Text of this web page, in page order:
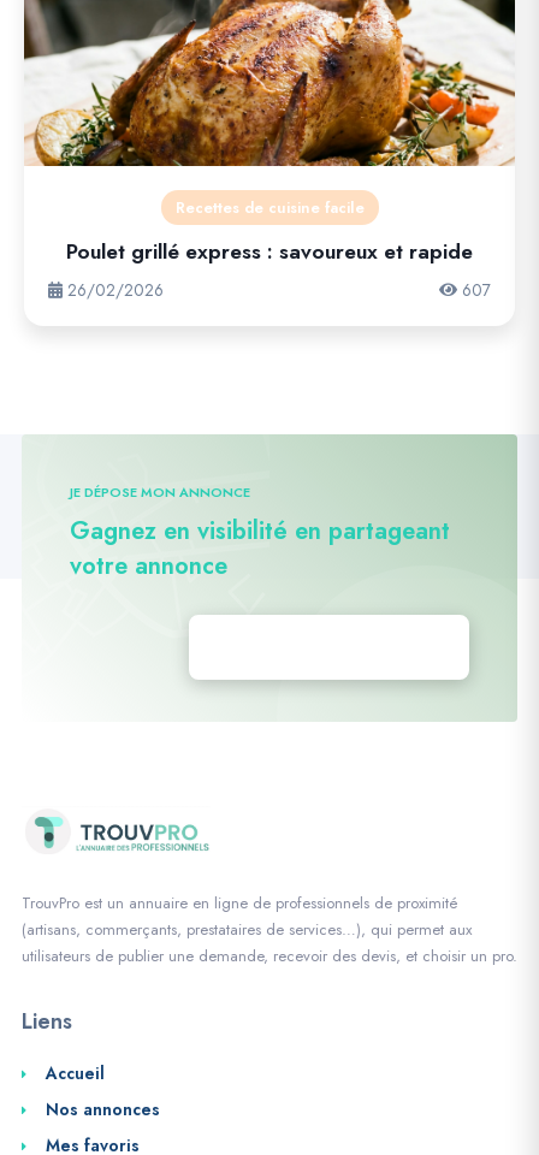
Recettes de cuisine facile
Poulet grillé express : savoureux et rapide
26/02/2026 607
JE DÉPOSE MON ANNONCE
Gagnez en visibilité en partageant
votre annonce
TrouvPro est un annuaire en ligne de professionnels de proximité
(artisans, commerçants, prestataires de services…), qui permet aux
utilisateurs de publier une demande, recevoir des devis, et choisir un pro.
Liens
Accueil
Nos annonces
Mes favoris